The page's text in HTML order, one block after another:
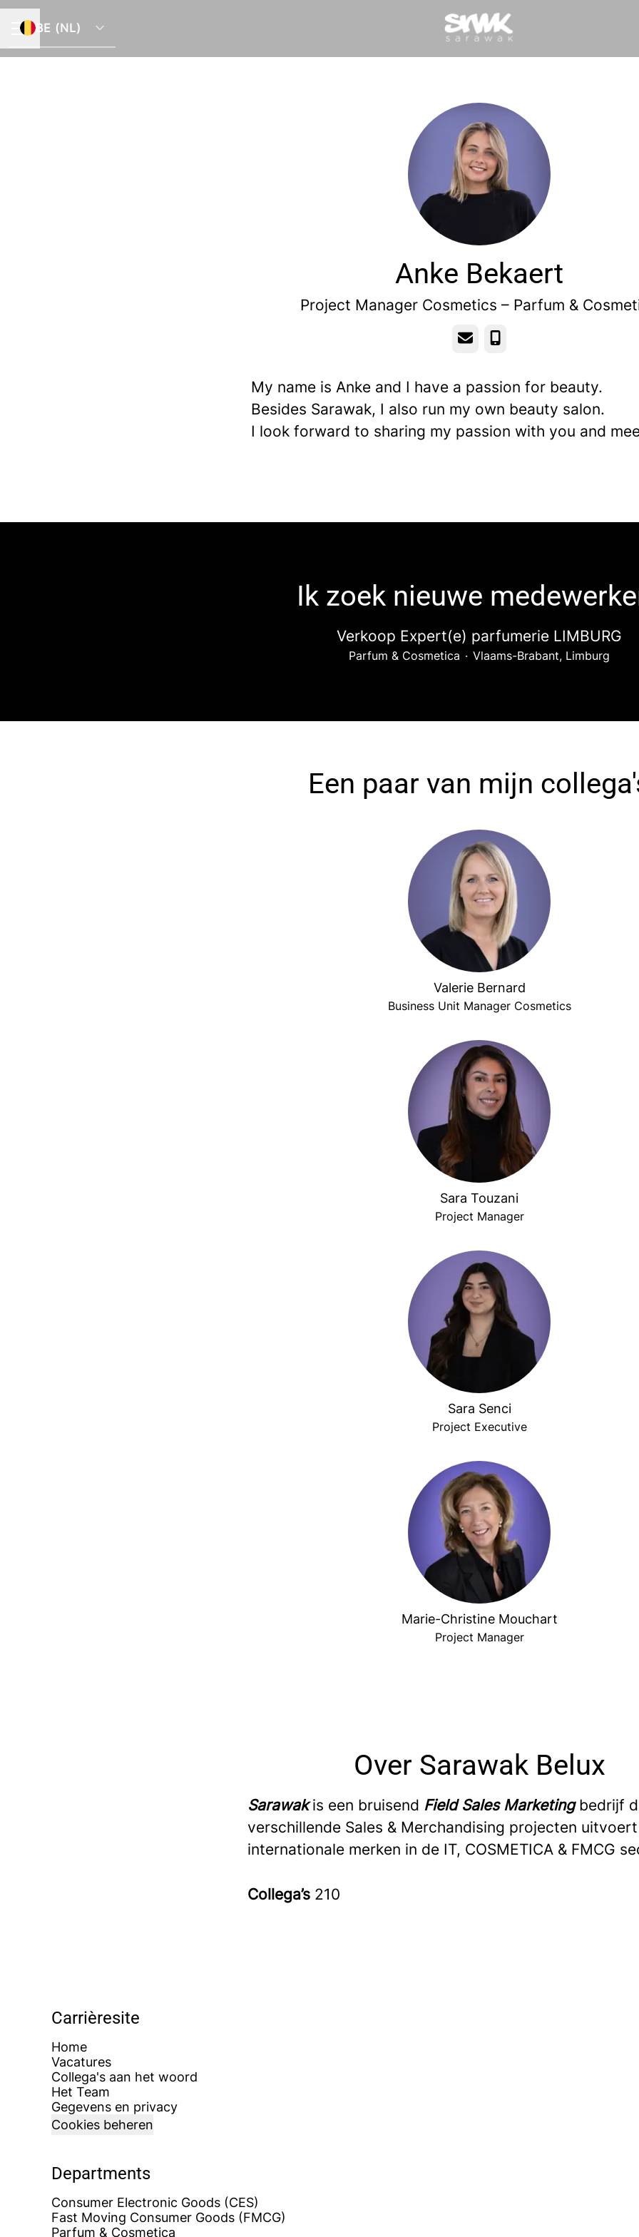
CARRIÈREMENU
BE (NL)
Anke Bekaert
Project Manager Cosmetics – Parfum &
E-mailadresTelefoonnummer
My name is Anke and I have a passion for beauty.
Besides Sarawak, I also run my own beauty salon.
I look forward to sharing my passion with you and
Ik zoek nieuwe
Verkoop Expert(e) parfumerie LIMBURG
Parfum & Cosmetica · Vlaams-Brabant, Limburg
Een paar van mijn
Valerie Bernard
Business Unit Manager Cosmetics
Sara Touzani
Project Manager
Sara Senci
Project Executive
Marie-Christine Mouchart
Project Manager
Over Sarawak Belux
Sarawakis een bruisend Field Sales Marketingbedrijf
verschillende Sales & Merchandising projecten
internationale merken in de IT, COSMETICA & FMCG
Collega’s 210
Carrièresite
Home
Vacatures
Collega's aan het woord
Het Team
Gegevens en privacy
Cookies beheren
Departments
Consumer Electronic Goods (CES)
Fast Moving Consumer Goods (FMCG)
Parfum & Cosmetica